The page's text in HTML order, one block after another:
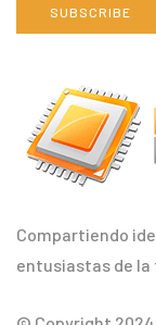
Compartiendo
entusiastas de la
SUBSCRIBE